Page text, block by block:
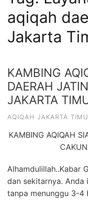
6713
aqiqah
Jakarta
KAMBING
DAERAH
JAKARTA
AQIQAH JAKARTA
KAMBING AQIQAH
Alhamdulillah..Kabar
dan sekitarnya. Anda
tanpa menunggu 3-4